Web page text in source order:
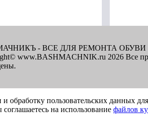
- ВСЕ ДЛЯ РЕМОНТА ОБУВИ
www.BASHMACHNIK.ru 2026 Все
обработку пользовательских данных
на использование файлов